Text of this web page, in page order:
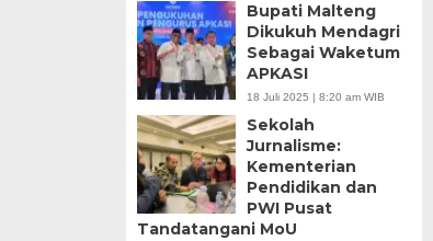
Bupati Malteng
Dikukuh Mendagri
Sebagai Waketum
APKASI
18 Juli 2025 | 8:20 am WIB
Sekolah
Jurnalisme:
Kementerian
Pendidikan dan
PWI Pusat
Tandatangani MoU